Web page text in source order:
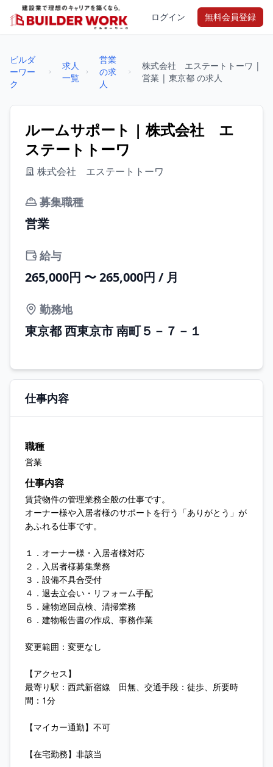
ログイン 無料会員登録
ビルダ
ーワー
ク
求人
一覧
営業
の求
人
株式会社 エステートトーワ |
営業 | 東京都 の求人
ルームサポート | 株式会社 エ
ステートトーワ
株式会社 エステートトーワ
募集職種
営業
給与
265,000円 〜 265,000円 / 月
勤務地
東京都 西東京市 南町５－７－１
仕事内容
職種
営業
仕事内容
賃貸物件の管理業務全般の仕事です。
オーナー様や入居者様のサポートを行う「ありがとう」が
あふれる仕事です。
１．オーナー様・入居者様対応
２．入居者様募集業務
３．設備不具合受付
４．退去立会い・リフォーム手配
５．建物巡回点検、清掃業務
６．建物報告書の作成、事務作業
変更範囲：変更なし
【アクセス】
最寄り駅：西武新宿線 田無、交通手段：徒歩、所要時
間：1分
【マイカー通勤】不可
【在宅勤務】非該当